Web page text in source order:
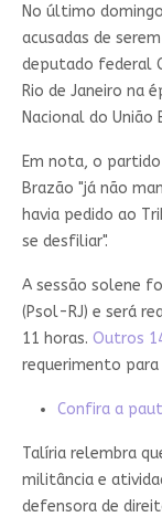
No último
acusadas de
deputado federal
Rio de Janeiro na
Nacional do
Em nota, o
Brazão "já não
havia pedido ao
se desfiliar".
A sessão solene
(Psol-RJ) e será
11 horas. Outros
requerimento
Confira a
Talíria relembra
militância e
defensora de